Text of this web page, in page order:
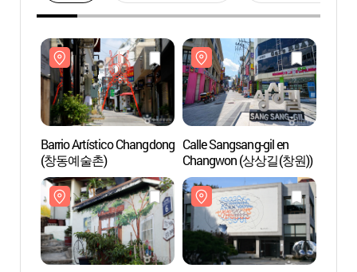
Barrio Artístico Changdong
(창동예술촌)
Calle Sangsang-gil en
Changwon (상상길(창원))